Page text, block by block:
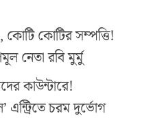
কোটি কোটির সম্পত্তি!
নেতা রবি মুর্মু
কাউন্টারে!
এন্ট্রিতে চরম দুর্ভোগ